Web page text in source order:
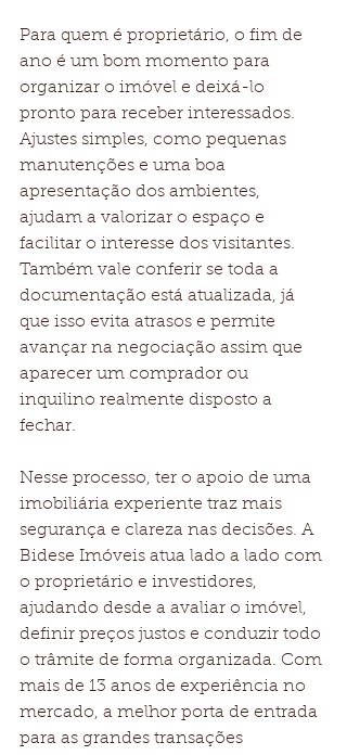
Para quem é proprietário, o fim de
ano é um bom momento para
organizar o imóvel e deixá-lo
pronto para receber interessados.
Ajustes simples, como pequenas
manutenções e uma boa
apresentação dos ambientes,
ajudam a valorizar o espaço e
facilitar o interesse dos visitantes.
Também vale conferir se toda a
documentação está atualizada, já
que isso evita atrasos e permite
avançar na negociação assim que
aparecer um comprador ou
inquilino realmente disposto a
fechar.
Nesse processo, ter o apoio de uma
imobiliária experiente traz mais
segurança e clareza nas decisões. A
Bidese Imóveis atua lado a lado com
o proprietário e investidores,
ajudando desde a avaliar o imóvel,
definir preços justos e conduzir todo
o trâmite de forma organizada. Com
mais de 13 anos de experiência no
mercado, a melhor porta de entrada
para as grandes transações